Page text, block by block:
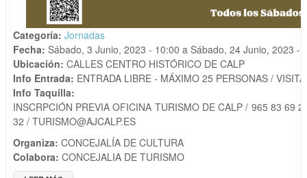
Categoría: Jornadas
Fecha: Sábado, 3 Junio, 2023 - 10:00 a Sábado, 24 Junio, 2023 -
Ubicación: CALLES CENTRO HISTÓRICO DE CALP
Info Entrada: ENTRADA LIBRE - MÁXIMO 25 PERSONAS / VISITA
Info Taquilla:
INSCRPCIÓN PREVIA OFICINA TURISMO DE CALP / 965 83 69
32 / TURISMO@AJCALP.ES
Organiza: CONCEJALÍA DE CULTURA
Colabora: CONCEJALIA DE TURISMO